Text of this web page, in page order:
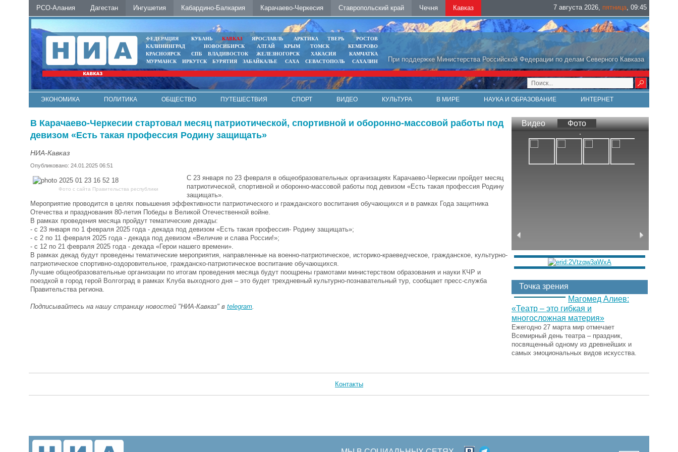
РСО-Алания Дагестан Ингушетия Кабардино-Балкария Карачаево-Черкесия Ставропольский край Чечня Кавказ 7 августа 2026, пятница, 09:45
При поддержке Министерства Российской Федерации по делам Северного Кавказа
ФЕДЕРАЦИЯ КУБАНЬ КАВКАЗ ЯРОСЛАВЛЬ АРКТИКА ТВЕРЬ
РОСТОВ
КАЛИНИНГРАД
НОВОСИБИРСК АЛТАЙ КРЫМ ТОМСК
КЕМЕРОВО
КРАСНОЯРСК
СПБ ВЛАДИВОСТОК ЖЕЛЕЗНОГОРСК ХАКАСИЯ
КАМЧАТКА
МУРМАНСК
ИРКУТСК БУРЯТИЯ ЗАБАЙКАЛЬЕ САХА СЕВАСТОПОЛЬ САХАЛИН
ЭКОНОМИКА ПОЛИТИКА ОБЩЕСТВО ПУТЕШЕСТВИЯ СПОРТ ВИДЕО КУЛЬТУРА В МИРЕ НАУКА И ОБРАЗОВАНИЕ
ИНТЕРНЕТ
В Карачаево-Черкесии стартовал месяц патриотической, спортивной и оборонно-массовой работы под
девизом «Есть такая профессия Родину защищать»
НИА-Кавказ
Опубликовано: 24.01.2025 06:51
Фото с сайта Правительства республики
С 23 января по 23 февраля в общеобразовательных организациях Карачаево-Черкесии пройдет месяц
патриотической, спортивной и оборонно-массовой работы под девизом «Есть такая профессия Родину
защищать».
Мероприятие проводится в целях повышения эффективности патриотического и гражданского воспитания обучающихся и в рамках Года защитника
Отечества и празднования 80-летия Победы в Великой Отечественной войне.
В рамках проведения месяца пройдут тематические декады:
- с 23 января по 1 февраля 2025 года - декада под девизом «Есть такая профессия- Родину защищать»;
- с 2 по 11 февраля 2025 года - декада под девизом «Величие и слава России!»;
- с 12 по 21 февраля 2025 года - декада «Герои нашего времени».
В рамках декад будут проведены тематические мероприятия, направленные на военно-патриотическое, историко-краеведческое, гражданское, культурно-
патриотическое спортивно-оздоровительное, гражданско-патриотическое воспитание обучающихся.
Лучшие общеобразовательные организации по итогам проведения месяца будут поощрены грамотами министерством образования и науки КЧР и
поездкой в город герой Волгоград в рамках Клуба выходного дня – это будет трехдневный культурно-познавательный тур, сообщает пресс-служба
Правительства региона.
Подписывайтесь на нашу страницу новостей "НИА-Кавказ" в telegram
Видео Фото
Точка зрения
Магомед Алиев:
«Театр – это гибкая и
многосложная материя»
Ежегодно 27 марта мир отмечает
Всемирный день театра – праздник,
посвященный одному из древнейших и
самых эмоциональных видов искусства.
Контакты